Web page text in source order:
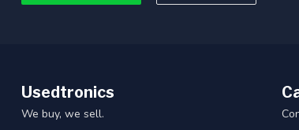
Usedtronics
We buy, we sell.